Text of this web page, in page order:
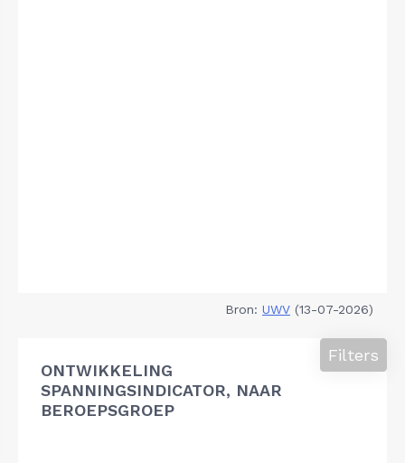
Bron: UWV (13-07-2026)
ONTWIKKELING
SPANNINGSINDICATOR, NAAR
BEROEPSGROEP
Filters